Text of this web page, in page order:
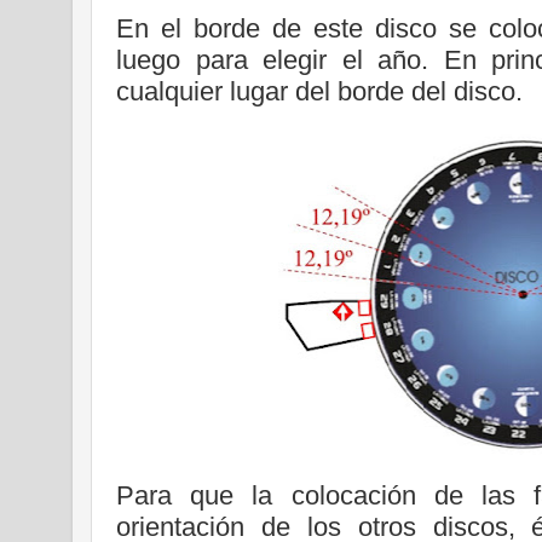
En el borde de este disco se
luego para elegir el año. En
cualquier lugar del borde del disco.
Para que la colocación de las
orientación de los otros discos,